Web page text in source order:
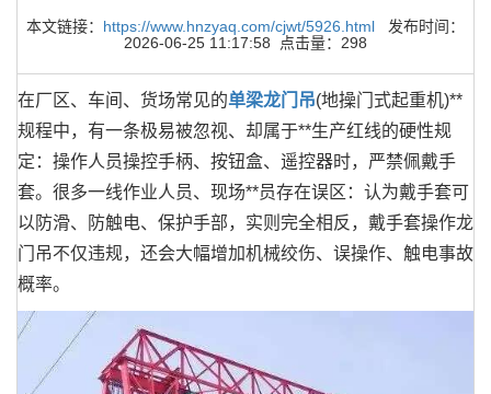
本文链接： https://www.hnzyaq.com/cjwt/5926.html 发布时间：
2026-06-25 11:17:58 点击量：298
在厂区、车间、货场常见的单梁龙门吊(地操门式起重机)**
规程中，有一条极易被忽视、却属于**生产红线的硬性规
定：操作人员操控手柄、按钮盒、遥控器时，严禁佩戴手
套。很多一线作业人员、现场**员存在误区：认为戴手套可
以防滑、防触电、保护手部，实则完全相反，戴手套操作龙
门吊不仅违规，还会大幅增加机械绞伤、误操作、触电事故
概率。